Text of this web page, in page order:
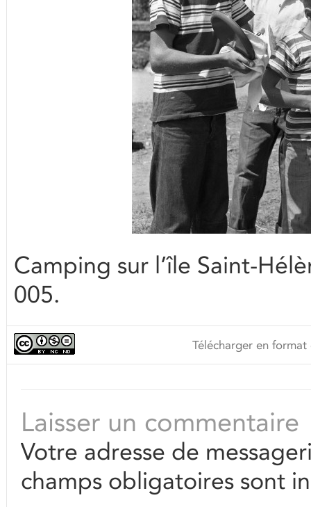
Camping sur l’île Saint-
005.
Télécharger en
Laisser un commentaire
Votre adresse de
champs obligatoires sont